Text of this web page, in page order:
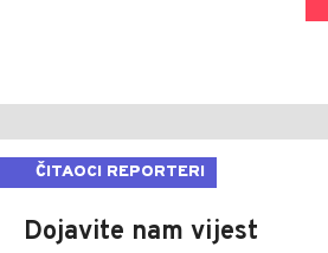
ČITAOCI REPORTERI
Dojavite nam vijest